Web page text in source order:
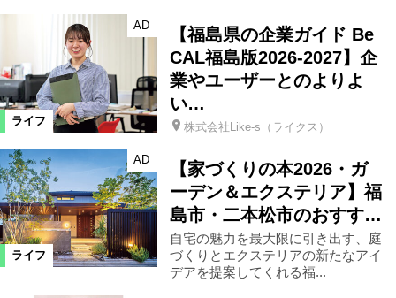
ライフ
AD
【福島県の企業ガイド Be
CAL福島版2026-2027】企
業やユーザーとのよりよ
い…
株式会社Like-s（ライクス）
ライフ
AD
【家づくりの本2026・ガ
ーデン＆エクステリア】福
島市・二本松市のおすす…
自宅の魅力を最大限に引き出す、庭
づくりとエクステリアの新たなアイ
デアを提案してくれる福...